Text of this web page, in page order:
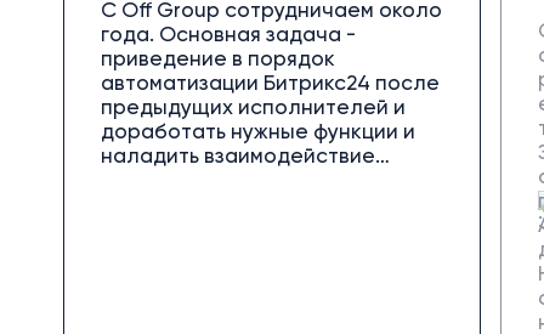
С Off Group сотрудничаем около
года. Основная задача -
приведение в порядок
автоматизации Битрикс24 после
предыдущих исполнителей и
доработать нужные функции и
наладить взаимодействие